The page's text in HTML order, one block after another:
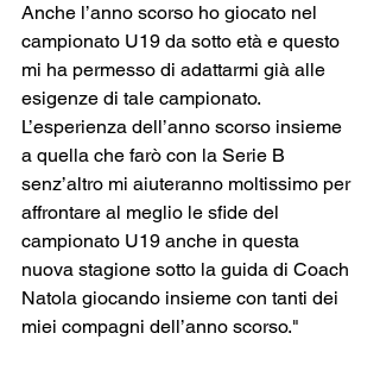
Anche l’anno scorso ho giocato nel
campionato U19 da sotto età e questo
mi ha permesso di adattarmi già alle
esigenze di tale campionato.
L’esperienza dell’anno scorso insieme
a quella che farò con la Serie B
senz’altro mi aiuteranno moltissimo per
affrontare al meglio le sfide del
campionato U19 anche in questa
nuova stagione sotto la guida di Coach
Natola giocando insieme con tanti dei
miei compagni dell’anno scorso."